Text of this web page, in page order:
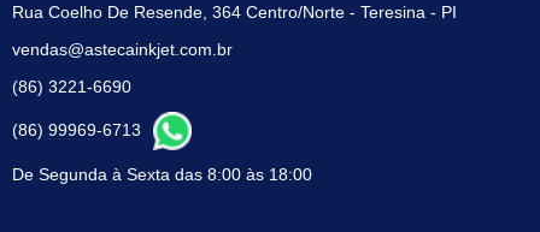
Rua Coelho De Resende, 364 Centro/Norte - Teresina - PI
vendas@astecainkjet.com.br
(86) 3221-6690
(86) 99969-6713
De Segunda à Sexta das 8:00 às 18:00